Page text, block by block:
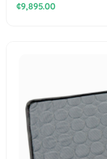
¢9,895.00